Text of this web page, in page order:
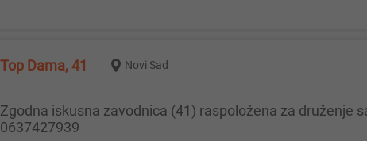
Top Dama, 41 Novi Sad
Zgodna iskusna zavodnica (41) raspoložena za druženje sa ozbiljnim gospodinom. Slike lično moje. Pozovi za dogovor
0637427939